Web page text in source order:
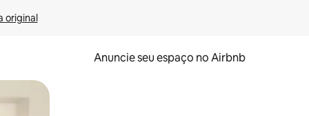
original
Anuncie seu espaço no Airbnb